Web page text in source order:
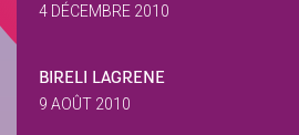
4 DÉCEMBRE 2010
BIRELI LAGRENE
9 AOÛT 2010